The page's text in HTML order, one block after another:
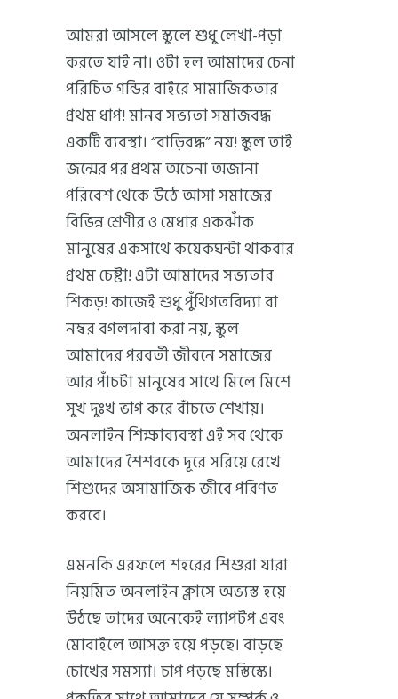
আমরা আসলে স্কুলে শুধু লেখা-পড়া
করতে যাই না। ওটা হল আমাদের চেনা
পরিচিত গন্ডির বাইরে সামাজিকতার
প্রথম ধাপ! মানব সভ্যতা সমাজবদ্ধ
একটি ব্যবস্থা। “বাড়িবদ্ধ” নয়! স্কুল তাই
জন্মের পর প্রথম অচেনা অজানা
পরিবেশ থেকে উঠে আসা সমাজের
বিভিন্ন শ্রেণীর ও মেধার একঝাঁক
মানুষের একসাথে কয়েকঘন্টা থাকবার
প্রথম চেষ্টা! এটা আমাদের সভ্যতার
শিকড়! কাজেই শুধু পুঁথিগতবিদ্যা বা
নম্বর বগলদাবা করা নয়, স্কুল
আমাদের পরবর্তী জীবনে সমাজের
আর পাঁচটা মানুষের সাথে মিলে মিশে
সুখ দুঃখ ভাগ করে বাঁচতে শেখায়।
অনলাইন শিক্ষাব্যবস্থা এই সব থেকে
আমাদের শৈশবকে দূরে সরিয়ে রেখে
শিশুদের অসামাজিক জীবে পরিণত
করবে।
এমনকি এরফলে শহরের শিশুরা যারা
নিয়মিত অনলাইন ক্লাসে অভ্যস্ত হয়ে
উঠছে তাদের অনেকেই ল্যাপটপ এবং
মোবাইলে আসক্ত হয়ে পড়ছে। বাড়ছে
চোখের সমস্যা। চাপ পড়ছে মস্তিস্কে।